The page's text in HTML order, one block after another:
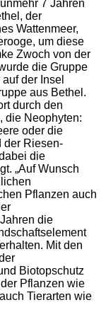
7 Jahren
der
Wattenmeer,
um diese
Zwoch von der
die Gruppe
der Insel
aus Bethel.
durch den
die Neophyten:
oder die
der Riesen-
die
„Auf Wunsch
Pflanzen auch
die
Mit den
Biotopschutz
Pflanzen wie
Tierarten wie